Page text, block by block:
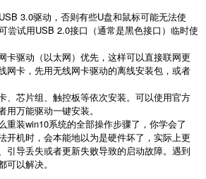
USB 3.0驱动，否则有些U盘和鼠标可能无法使
尝试用USB 2.0接口（通常是黑色接口）临时使
卡驱动（以太网）优先，这样可以直接联网更
网卡，先用无线网卡驱动的离线安装包，或者
、芯片组、触控板等依次安装。可以使用官方
万能驱动一键安装。
重装win10系统的全部操作步骤了，你学会了
开机时，会本能地以为是硬件坏了，实际上更
引导丢失或者更新失败导致的启动故障。遇到
以解决。